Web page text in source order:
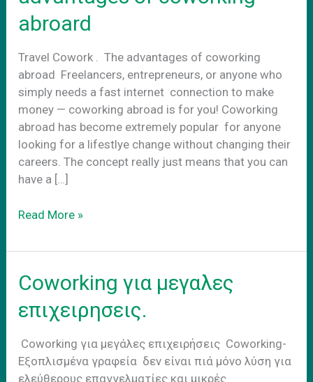
abroard
Travel Cowork . The advantages of coworking
abroad Freelancers, entrepreneurs, or anyone who
simply needs a fast internet connection to make
money — coworking abroad is for you! Coworking
abroad has become extremely popular for anyone
looking for a lifestlye change without changing their
careers. The concept really just means that you can
have a […]
Travel
The
of
abroard
Read More »
Coworking για μεγαλες
επιχειρησεις.
Coworking για μεγάλες επιχειρήσεις Coworking-
Εξοπλισμένα γραφεία δεν είναι πιά μόνο λύση για
ελεύθερους επαγγελματίες και μικρές